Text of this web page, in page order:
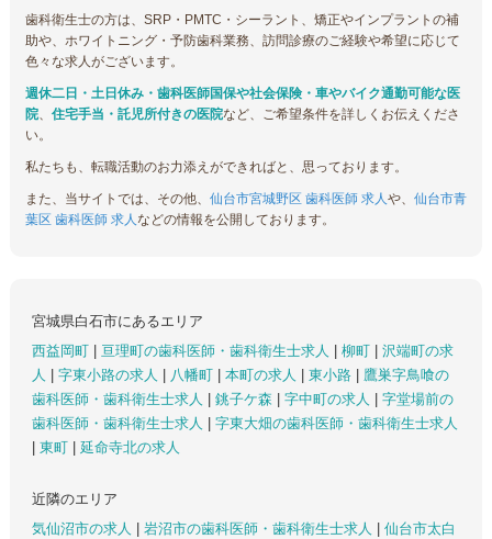
歯科衛生士の方は、SRP・PMTC・シーラント、矯正やインプラントの補
助や、ホワイトニング・予防歯科業務、訪問診療のご経験や希望に応じて
色々な求人がございます。
週休二日・土日休み・歯科医師国保や社会保険・車やバイク通勤可能な医
院、 住宅手当・託児所付きの医院など、ご希望条件を詳しくお伝えくださ
い。
私たちも、転職活動のお力添えができればと、思っております。
また、当サイトでは、その他、 仙台市宮城野区 歯科医師 求人や、 仙台市青
葉区 歯科医師 求人などの情報を公開しております。
宮城県白石市にあるエリア
西益岡町
亘理町の歯科医師・歯科衛生士求人 柳町
沢端町の求
人
字東小路の求人 八幡町 本町の求人 東小路
鷹巣字鳥喰の
歯科医師・歯科衛生士求人
銚子ケ森 字中町の求人
字堂場前の
歯科医師・歯科衛生士求人
字東大畑の歯科医師・歯科衛生士求人
東町 延命寺北の求人
近隣のエリア
気仙沼市の求人
岩沼市の歯科医師・歯科衛生士求人
仙台市太白